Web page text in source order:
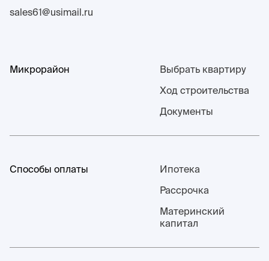
sales61@usimail.ru
Микрорайон
Выбрать квартиру
Ход строительства
Документы
Способы оплаты
Ипотека
Рассрочка
Материнский
капитал